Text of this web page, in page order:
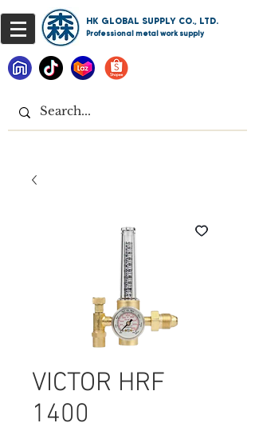
HK GLOBAL SUPPLY CO., LTD.
Professional metal work supply
VICTOR HRF
1400